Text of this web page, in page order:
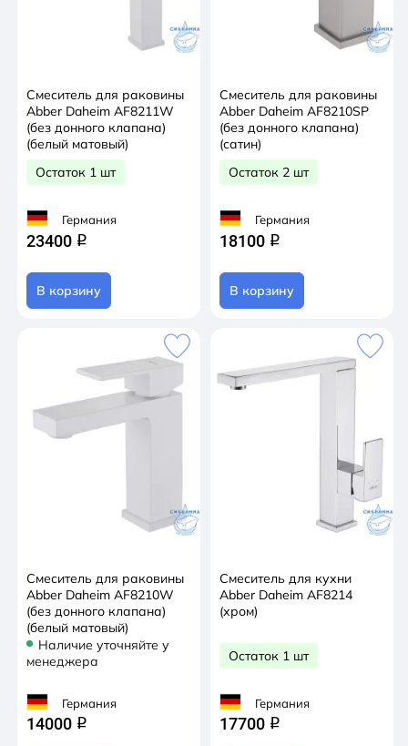
Смеситель для раковины
Abber Daheim AF8211W
(без донного клапана)
(белый матовый)
Остаток 1 шт
Германия
23400 q
В корзину
Смеситель для раковины
Abber Daheim AF8210SP
(без донного клапана)
(сатин)
Остаток 2 шт
Германия
18100 q
В корзину
Смеситель для раковины
Abber Daheim AF8210W
(без донного клапана)
(белый матовый)
Наличие уточняйте у
менеджера
Германия
14000 q
Смеситель для кухни
Abber Daheim AF8214
(хром)
Остаток 1 шт
Германия
17700 q